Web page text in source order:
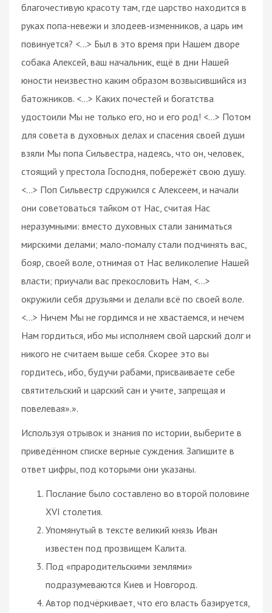
благочестивую красоту там, где царство находится в
руках попа-невежи и злодеев-изменников, а царь им
повинуется? <…> Был в это время при Нашем дворе
собака Алексей, ваш начальник, ещё в дни Нашей
юности неизвестно каким образом возвысившийся из
батожников. <…> Каких почестей и богатства
удостоили Мы не только его, но и его род! <…> Потом
для совета в духовных делах и спасения своей души
взяли Мы попа Сильвестра, надеясь, что он, человек,
стоящий у престола Господня, побережёт свою душу.
<…> Поп Сильвестр сдружился с Алексеем, и начали
они советоваться тайком от Нас, считая Нас
неразумными: вместо духовных стали заниматься
мирскими делами; мало-помалу стали подчинять вас,
бояр, своей воле, отнимая от Нас великолепие Нашей
власти; приучали вас прекословить Нам, <…>
окружили себя друзьями и делали всё по своей воле.
<…> Ничем Мы не гордимся и не хвастаемся, и нечем
Нам гордиться, ибо мы исполняем свой царский долг и
никого не считаем выше себя. Скорее это вы
гордитесь, ибо, будучи рабами, присваиваете себе
святительский и царский сан и учите, запрещая и
повелевая».».
Используя отрывок и знания по истории, выберите в
приведённом списке верные суждения. Запишите в
ответ цифры, под которыми они указаны.
Послание было составлено во второй половине
XVI столетия.
Упомянутый в тексте великий князь Иван
известен под прозвищем Калита.
Под «прародительскими землями»
подразумеваются Киев и Новгород.
Автор подчёркивает, что его власть базируется,